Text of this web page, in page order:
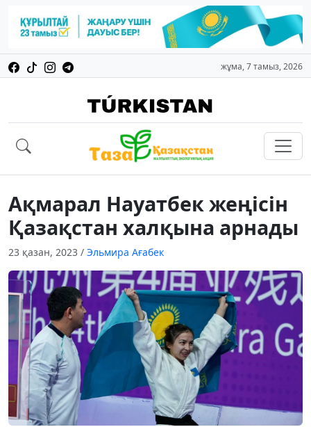
жұма, 7 тамыз, 2026
Ақмарал Науатбек жеңісін
Қазақстан халқына арнады
23 қазан, 2023 / Эльмира Ағабек